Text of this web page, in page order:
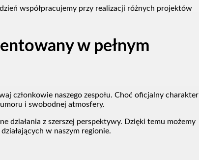
współpracujemy przy realizacji różnych projektów
w pełnym
członkowie naszego zespołu. Choć oficjalny charakter
i swobodnej atmosfery.
działania z szerszej perspektywy. Dzięki temu możemy
w naszym regionie.